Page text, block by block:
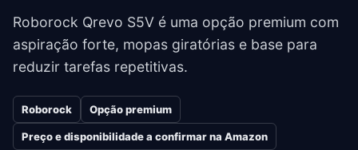
Roborock Qrevo S5V é uma opção premium com
aspiração forte, mopas giratórias e base para
reduzir tarefas repetitivas.
Roborock Opção premium
Preço e disponibilidade a confirmar na Amazon